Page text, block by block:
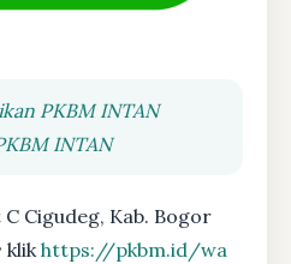
PKBM INTAN
INTAN
Cigudeg, Kab. Bogor
klikhttps://pkbm.id/wa